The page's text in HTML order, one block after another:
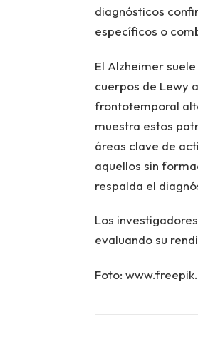
diagnósticos
específicos o
El Alzheimer
cuerpos de Lewy
frontotemporal
muestra estos
áreas clave de
aquellos sin
respalda el
Los
evaluando su
Foto: